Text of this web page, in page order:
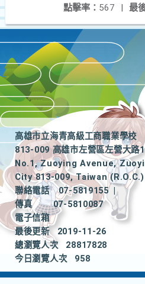
最
點擊率： 567 |
高雄市立海青高級工商職業學校
813-009 高雄市左營區左營大路
No.1, Zuoying Avenue,
City 813-009, Taiwan (R.O.C.)
聯絡電話
07-5819155
|
傳真
07-5810087
電子信箱
最後更新
2019-11-26
總瀏覽人次
28817828
今日瀏覽人次
958